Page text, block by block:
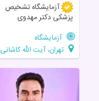
آزمایشگاه تشخیص
پزشکی دکتر مهدوی
آزمایشگاه
تهران، آیت الله کاشانی